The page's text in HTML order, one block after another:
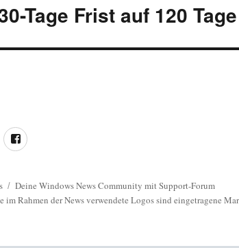
Tage Frist auf 120
Facebook
Deine Windows News Community mit Support-Forum
im Rahmen der News verwendete Logos sind eingetragene